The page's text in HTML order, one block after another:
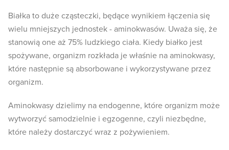
Białka to duże cząsteczki, będące wynikiem łączenia się
wielu mniejszych jednostek - aminokwasów. Uważa się, że
stanowią one aż 75% ludzkiego ciała. Kiedy białko jest
spożywane, organizm rozkłada je właśnie na aminokwasy,
które następnie są absorbowane i wykorzystywane przez
organizm.
Aminokwasy dzielimy na endogenne, które organizm może
wytworzyć samodzielnie i egzogenne, czyli niezbędne,
które należy dostarczyć wraz z pożywieniem.